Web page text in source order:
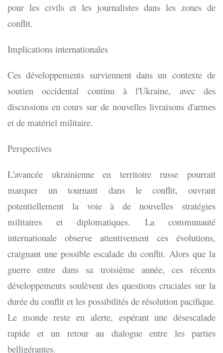
pour les civils et les journalistes dans les zones de
conflit.
Implications internationales
Ces développements surviennent dans un contexte de
soutien occidental continu à l'Ukraine, avec des
discussions en cours sur de nouvelles livraisons d'armes
et de matériel militaire.
Perspectives
L'avancée ukrainienne en territoire russe pourrait
marquer un tournant dans le conflit, ouvrant
potentiellement la voie à de nouvelles stratégies
militaires et diplomatiques. La communauté
internationale observe attentivement ces évolutions,
craignant une possible escalade du conflit. Alors que la
guerre entre dans sa troisième année, ces récents
développements soulèvent des questions cruciales sur la
durée du conflit et les possibilités de résolution pacifique.
Le monde reste en alerte, espérant une désescalade
rapide et un retour au dialogue entre les parties
belligérantes.